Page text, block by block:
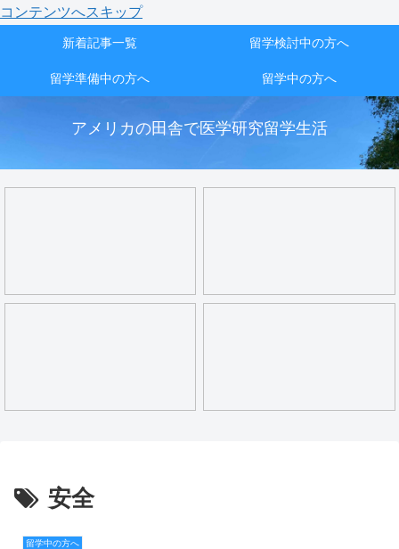
コンテンツへスキップ
アメリカの田舎で医学研究留学生活
新着記事一覧 留学検討中の方へ
留学準備中の方へ 留学中の方へ
安全
留学中の方へ